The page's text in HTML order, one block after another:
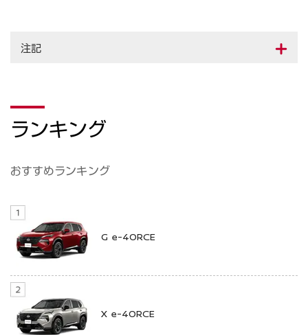
注記
ランキング
おすすめランキング
G e-4ORCE
X e-4ORCE